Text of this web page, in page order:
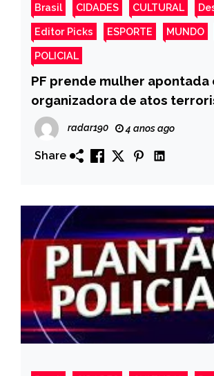
Brasil CIDADES CULTURAL
Editor Picks ESPORTE MUNDO
POLICIAL
PF prende mulher apontada
organizadora de atos
Brasília
radar190 4 anos ago
Share